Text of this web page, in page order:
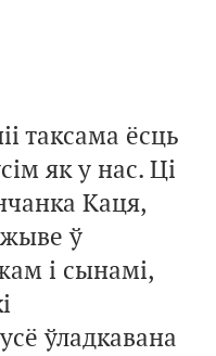
таксама ёсць
як у нас. Ці
Каця,
ў
і сынамі,
ўладкавана